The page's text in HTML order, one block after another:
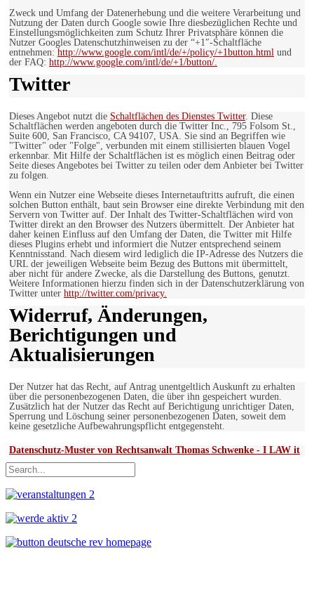
Zweck und Umfang der Datenerhebung und die weitere Verarbeitung und
Nutzung der Daten durch Google sowie Ihre diesbezüglichen Rechte und
Einstellungsmöglichkeiten zum Schutz Ihrer Privatsphäre können die
Nutzer Googles Datenschutzhinweisen zu der “+1″-Schaltfläche
entnehmen: http://www.google.com/intl/de/+/policy/+1button.html und
der FAQ: http://www.google.com/intl/de/+1/button/.
Twitter
Dieses Angebot nutzt die Schaltflächen des Dienstes Twitter. Diese
Schaltflächen werden angeboten durch die Twitter Inc., 795 Folsom St.,
Suite 600, San Francisco, CA 94107, USA. Sie sind an Begriffen wie
"Twitter" oder "Folge", verbunden mit einem stillisierten blauen Vogel
erkennbar. Mit Hilfe der Schaltflächen ist es möglich einen Beitrag oder
Seite dieses Angebotes bei Twitter zu teilen oder dem Anbieter bei Twitter
zu folgen.
Wenn ein Nutzer eine Webseite dieses Internetauftritts aufruft, die einen
solchen Button enthält, baut sein Browser eine direkte Verbindung mit den
Servern von Twitter auf. Der Inhalt des Twitter-Schaltflächen wird von
Twitter direkt an den Browser des Nutzers übermittelt. Der Anbieter hat
daher keinen Einfluss auf den Umfang der Daten, die Twitter mit Hilfe
dieses Plugins erhebt und informiert die Nutzer entsprechend seinem
Kenntnisstand. Nach diesem wird lediglich die IP-Adresse des Nutzers die
URL der jeweiligen Webseite beim Bezug des Buttons mit übermittelt,
aber nicht für andere Zwecke, als die Darstellung des Buttons, genutzt.
Weitere Informationen hierzu finden sich in der Datenschutzerklärung von
Twitter unter http://twitter.com/privacy.
Widerruf, Änderungen,
Berichtigungen und
Aktualisierungen
Der Nutzer hat das Recht, auf Antrag unentgeltlich Auskunft zu erhalten
über die personenbezogenen Daten, die über ihn gespeichert wurden.
Zusätzlich hat der Nutzer das Recht auf Berichtigung unrichtiger Daten,
Sperrung und Löschung seiner personenbezogenen Daten, soweit dem
keine gesetzliche Aufbewahrungspflicht entgegensteht.
Datenschutz-Muster von Rechtsanwalt Thomas Schwenke - I LAW it